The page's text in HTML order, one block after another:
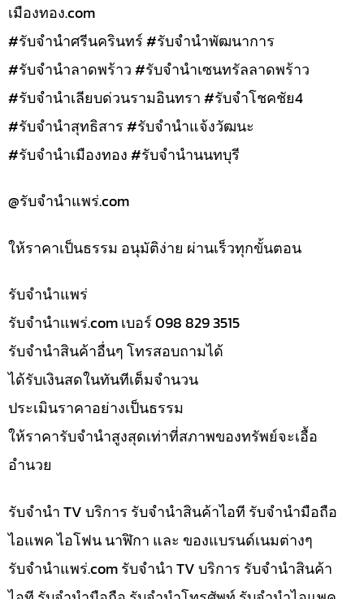
เมืองทอง.com
#รับจำนำศรีนครินทร์ #รับจำนำพัฒนาการ
#รับจำนำลาดพร้าว #รับจำนำเซนทรัลลาดพร้าว
#รับจำนำเลียบด่วนรามอินทรา #รับจำโชคชัย4
#รับจำนำสุทธิสาร #รับจำนำแจ้งวัฒนะ
#รับจำนำเมืองทอง #รับจำนำนนทบุรี
@รับจํานําแพร่.com
ให้ราคาเป็นธรรม อนุมัติง่าย ผ่านเร็วทุกขั้นตอน
รับจํานำแพร่
รับจํานําแพร่.com เบอร์ 098 829 3515
รับจำนำสินค้าอื่นๆ โทรสอบถามได้
ได้รับเงินสดในทันทีเต็มจำนวน
ประเมินราคาอย่างเป็นธรรม
ให้ราคารับจำนำสูงสุดเท่าที่สภาพของทรัพย์จะเอื้อ
อำนวย
รับจำนำ TV บริการ รับจำนำสินค้าไอที รับจำนำมือถือ
ไอแพค ไอโฟน นาฬิกา และ ของแบรนด์เนมต่างๆ
รับจํานําแพร่.com รับจำนำ TV บริการ รับจำนำสินค้า